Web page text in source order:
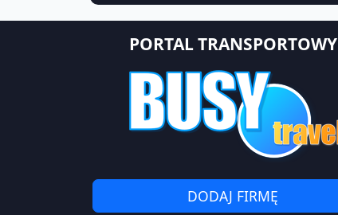
PORTAL TRANSPORTOWY
DODAJ FIRMĘ